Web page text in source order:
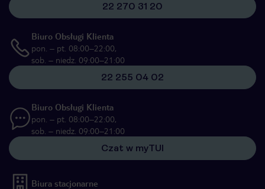
22 270 31 20
Biuro Obsługi Klienta
pon. – pt. 08:00–22:00,
sob. – niedz. 09:00–21:00
22 255 04 02
Biuro Obsługi Klienta
pon. – pt. 08:00–22:00,
sob. – niedz. 09:00–21:00
Czat w myTUI
Biura stacjonarne